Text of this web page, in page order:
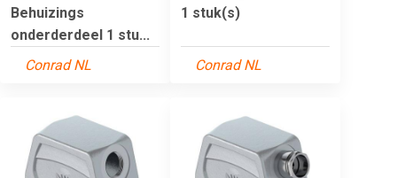
Behuizings
onderderdeel 1 stu...
Conrad NL
1 stuk(s)
Conrad NL